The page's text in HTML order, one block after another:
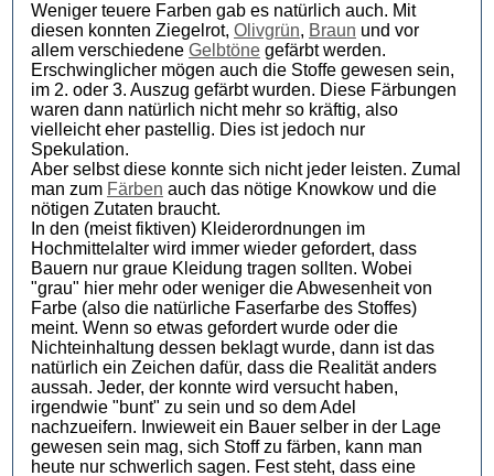
Weniger teuere Farben gab es natürlich auch. Mit
diesen konnten Ziegelrot, Olivgrün, Braun und vor
allem verschiedene Gelbtöne gefärbt werden.
Erschwinglicher mögen auch die Stoffe gewesen sein,
im 2. oder 3. Auszug gefärbt wurden. Diese Färbungen
waren dann natürlich nicht mehr so kräftig, also
vielleicht eher pastellig. Dies ist jedoch nur
Spekulation.
Aber selbst diese konnte sich nicht jeder leisten. Zumal
man zum Färben auch das nötige Knowkow und die
nötigen Zutaten braucht.
In den (meist fiktiven) Kleiderordnungen im
Hochmittelalter wird immer wieder gefordert, dass
Bauern nur graue Kleidung tragen sollten. Wobei
"grau" hier mehr oder weniger die Abwesenheit von
Farbe (also die natürliche Faserfarbe des Stoffes)
meint. Wenn so etwas gefordert wurde oder die
Nichteinhaltung dessen beklagt wurde, dann ist das
natürlich ein Zeichen dafür, dass die Realität anders
aussah. Jeder, der konnte wird versucht haben,
irgendwie "bunt" zu sein und so dem Adel
nachzueifern. Inwieweit ein Bauer selber in der Lage
gewesen sein mag, sich Stoff zu färben, kann man
heute nur schwerlich sagen. Fest steht, dass eine